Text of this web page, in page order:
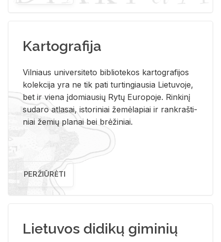
Kartografija
Vil­niaus uni­ver­si­te­to bi­b­lio­te­kos kar­to­gra­fi­jos
ko­lek­ci­ja yra ne tik pati tur­tin­giau­sia Lie­tu­vo­je,
bet ir vie­na įdo­miau­sių Rytų Eu­ro­po­je. Rin­ki­nį
su­da­ro at­la­sai, is­to­ri­niai že­mė­la­piai ir rank­raš­ti­
niai že­mių pla­nai bei brė­ži­niai.
PERŽIŪRĖTI
Lietuvos didikų giminių